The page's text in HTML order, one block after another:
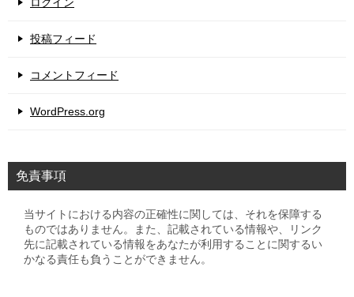
ログイン
投稿フィード
コメントフィード
WordPress.org
免責事項
当サイトにおける内容の正確性に関しては、それを保障する
ものではありません。また、記載されている情報や、リンク
先に記載されている情報をあなたが利用することに関するい
かなる責任も負うことができません。